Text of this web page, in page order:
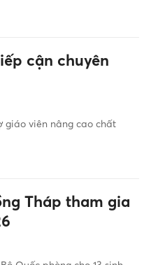
cận chuyên
giáo viên nâng cao chất
Tháp tham gia